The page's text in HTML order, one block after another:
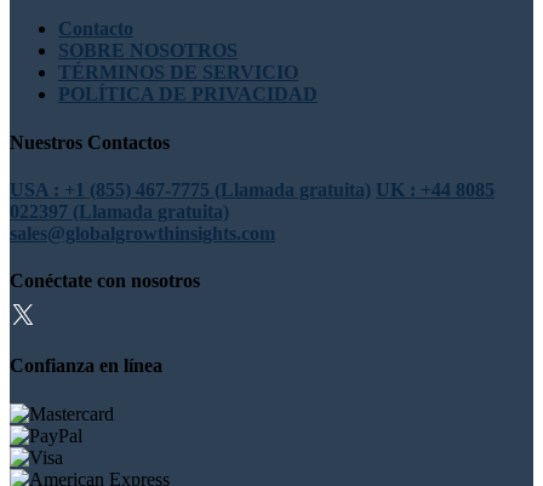
Contacto
SOBRE NOSOTROS
TÉRMINOS DE SERVICIO
POLÍTICA DE PRIVACIDAD
Nuestros Contactos
USA : +1 (855) 467-7775 (Llamada gratuita) UK : +44 8085
022397 (Llamada gratuita)
sales@globalgrowthinsights.com
Conéctate con nosotros
Confianza en línea